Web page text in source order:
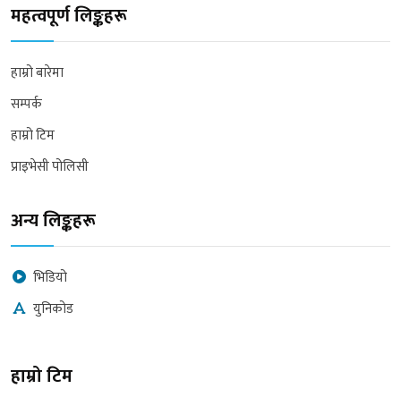
महत्वपूर्ण लिङ्कहरू
हाम्रो बारेमा
सम्पर्क
हाम्रो टिम
प्राइभेसी पोलिसी
अन्य लिङ्कहरू
भिडियो
युनिकोड
हाम्रो टिम